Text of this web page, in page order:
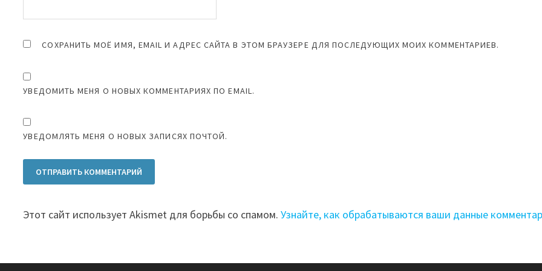
СОХРАНИТЬ МОЁ ИМЯ, EMAIL И АДРЕС САЙТА В ЭТОМ БРАУЗЕРЕ ДЛЯ ПОСЛЕДУЮЩИХ МОИХ КОММЕНТАРИЕВ.
УВЕДОМИТЬ МЕНЯ О НОВЫХ КОММЕНТАРИЯХ ПО EMAIL.
УВЕДОМЛЯТЬ МЕНЯ О НОВЫХ ЗАПИСЯХ ПОЧТОЙ.
Этот сайт использует Akismet для борьбы со спамом.Узнайте, как обрабатываются ваши данные